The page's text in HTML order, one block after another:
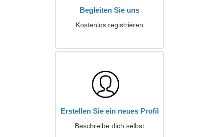
Begleiten Sie uns
Kostenlos registrieren
Erstellen Sie ein neues Profil
Beschreibe dich selbst